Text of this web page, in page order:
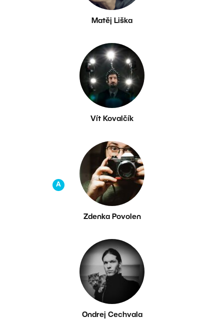
Matěj Liška
Vít Kovalčík
A
Zdenka Povolen
Ondrej Cechvala